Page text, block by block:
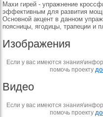
Махи гирей - упражнение
эффективным для развития
Основной акцент в данном
поясницы, ягодицы, трапеции и
Изображения
Если у вас имеются
помочь проекту
Видео
Если у вас имеются
помочь проекту